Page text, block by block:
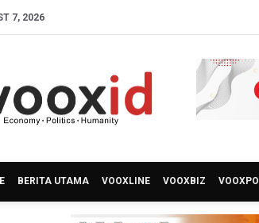
7, 2026
BERITA UTAMA VOOXLINE VOOXBIZ